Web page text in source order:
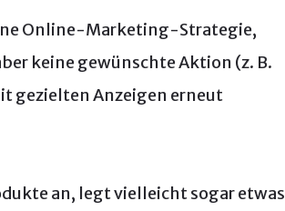
Online-Marketing-Strategie,
keine gewünschte Aktion (z. B.
gezielten Anzeigen erneut
an, legt vielleicht sogar etwas